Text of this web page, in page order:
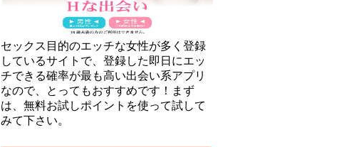
セックス目的のエッチな女性が多く登録
しているサイトで、登録した即日にエッ
チできる確率が最も高い出会い系アプリ
なので、とってもおすすめです！まず
は、無料お試しポイントを使って試して
みて下さい。